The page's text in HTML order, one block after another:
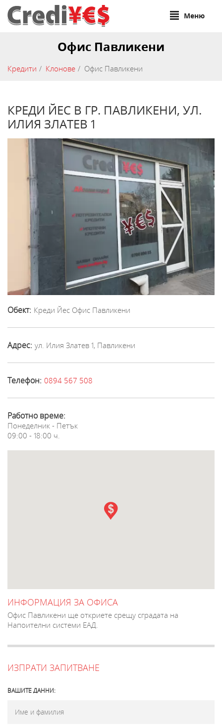
Меню
Офис Павликени
Кредити Клонове Офис Павликени
КРЕДИ ЙЕС В ГР. ПАВЛИКЕНИ, УЛ.
ИЛИЯ ЗЛАТЕВ 1
Обект: Креди Йес Офис Павликени
Адрес: ул. Илия Златев 1, Павликени
Телефон: 0894 567 508
Работно време:
Понеделник - Петък
09:00 - 18:00 ч.
ИНФОРМАЦИЯ ЗА ОФИСА
Офис Павликени ще откриете срещу сградата на
Напоителни системи ЕАД.
ИЗПРАТИ ЗАПИТВАНЕ
ВАШИТЕ ДАННИ: